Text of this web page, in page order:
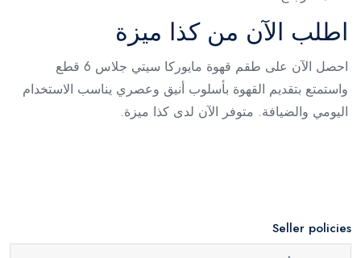
اطلب الآن من كذا ميزة
احصل الآن على طقم قهوة مايوركا سيتي جلاس 6 قطع
واستمتع بتقديم القهوة بأسلوب أنيق وعصري يناسب الاستخدام
اليومي والضيافة. متوفر الآن لدى كذا ميزة.
Seller policies